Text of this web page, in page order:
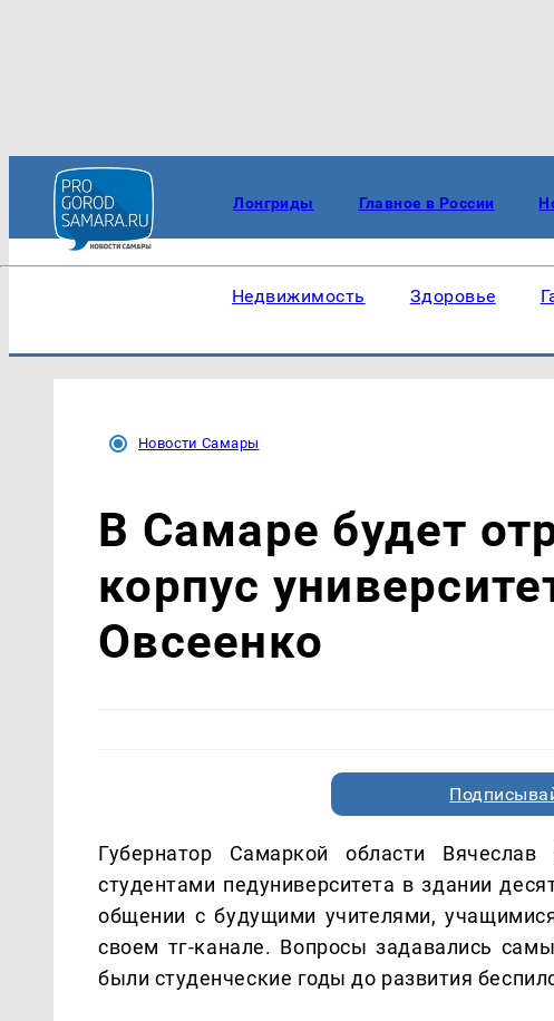
Лонгриды Главное в России
Недвижимость Здоровье
Новости Самары
В Самаре будет
корпус
Овсеенко
Губернатор Самаркой области
студентами педуниверситета в здании
общении с будущими учителями,
своем тг-канале. Вопросы задавались
были студенческие годы до развития